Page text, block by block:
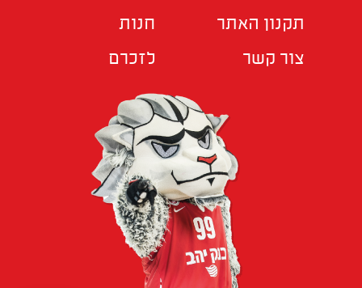
תקנון האתר
חנות
צור קשר
לזכרם